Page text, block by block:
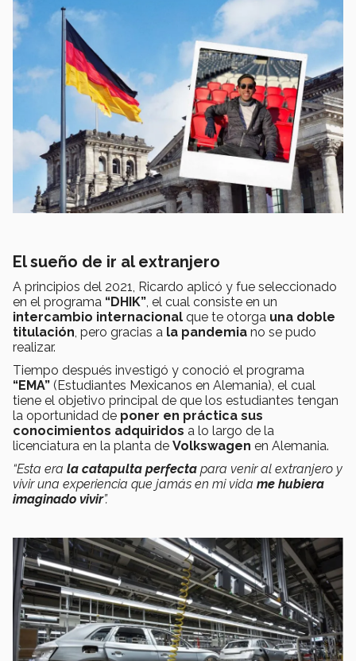
El sueño de ir al extranjero
A principios del 2021, Ricardo aplicó y fue seleccionado
en el programa “DHIK”, el cual consiste en un
intercambio internacional que te otorga una doble
titulación, pero gracias a la pandemia no se pudo
realizar.
Tiempo después investigó y conoció el programa
“EMA” (Estudiantes Mexicanos en Alemania), el cual
tiene el objetivo principal de que los estudiantes tengan
la oportunidad de poner en práctica sus
conocimientos adquiridos a lo largo de la
licenciatura en la planta de Volkswagen en Alemania.
“Esta era la catapulta perfecta para venir al extranjero y
vivir una experiencia que jamás en mi vida me hubiera
imaginado vivir”.